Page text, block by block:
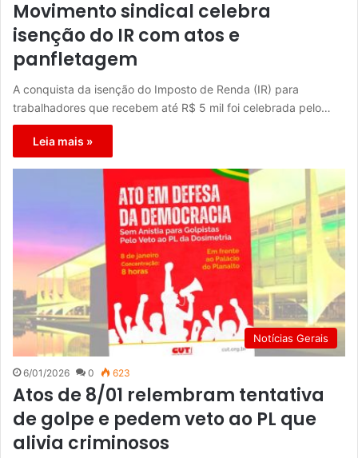
Movimento sindical celebra
isenção do IR com atos e
panfletagem
A conquista da isenção do Imposto de Renda (IR) para
trabalhadores que recebem até R$ 5 mil foi celebrada pelo…
Leia mais »
Notícias Gerais
6/01/2026 0 623
Atos de 8/01 relembram tentativa
de golpe e pedem veto ao PL que
alivia criminosos